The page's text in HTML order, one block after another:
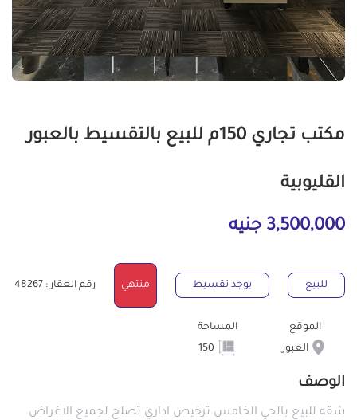
مكتب تجاري 150م للبيع بالتقسيط بالعبور
القليوبية
3,500,000 جنيه
للبيع يوجد تقسيط منتهي رقم العقار : 48267
الموقع
العبور
المساحة
الوصف
شقه للبيع بالحي الخامس ترخيص اداري تصلح لجميع الاغراض